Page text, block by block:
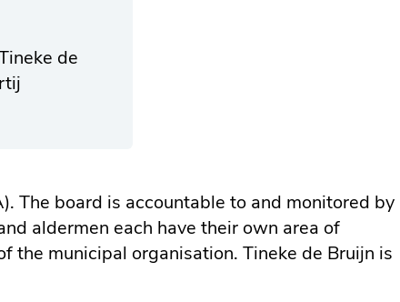
de
The board is accountable to and monitored by
aldermen each have their own area of
the municipal organisation. Tineke de Bruijn is